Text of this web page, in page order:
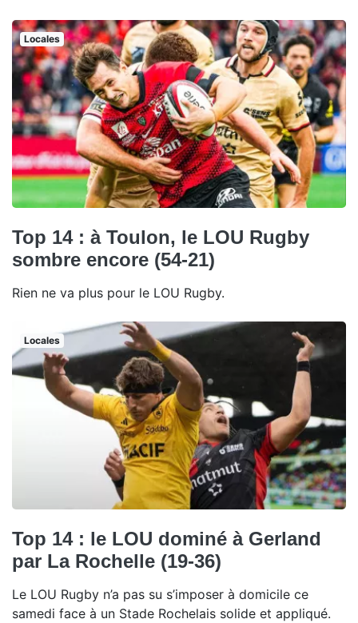
Locales
Top 14 : à Toulon, le LOU Rugby
sombre encore (54-21)
Rien ne va plus pour le LOU Rugby.
Locales
Top 14 : le LOU dominé à Gerland
par La Rochelle (19-36)
Le LOU Rugby n’a pas su s’imposer à domicile ce
samedi face à un Stade Rochelais solide et appliqué.